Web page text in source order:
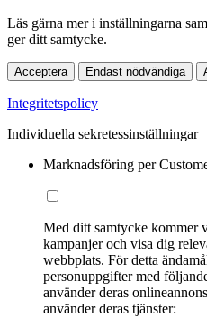
Läs gärna mer i inställningarna
ger ditt samtycke.
Acceptera Endast nödvändiga
Integritetspolicy
Individuella sekretessinställningar
Marknadsföring per
Med ditt samtycke kommer
kampanjer och visa dig
webbplats. För detta
personuppgifter med
använder deras
använder deras tjänster: